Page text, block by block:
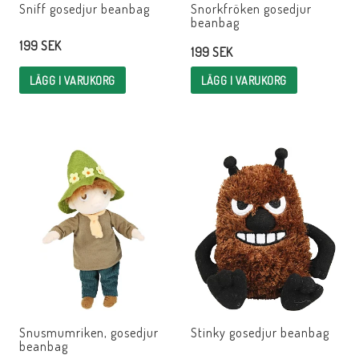
Sniff gosedjur beanbag
199 SEK
LÄGG I VARUKORG
Snorkfröken gosedjur
beanbag
199 SEK
LÄGG I VARUKORG
Snusmumriken, gosedjur
beanbag
Stinky gosedjur beanbag